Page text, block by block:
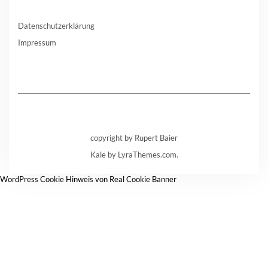
Datenschutzerklärung
Impressum
copyright by Rupert Baier
Kaleby LyraThemes.com.
WordPress Cookie Hinweis von Real Cookie Banner